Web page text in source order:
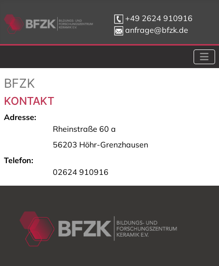
+49 2624 910916
anfrage@bfzk.de
BFZK
KONTAKT
Adresse:
Rheinstraße 60 a
56203 Höhr-Grenzhausen
Telefon:
02624 910916